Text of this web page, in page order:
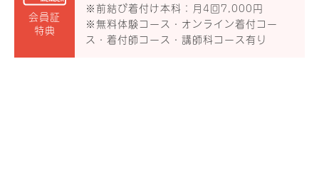
会員証
特典
※前結び着付け本科：月4回7,000円
※無料体験コース・オンライン着付コー
ス・着付師コース・講師科コース有り